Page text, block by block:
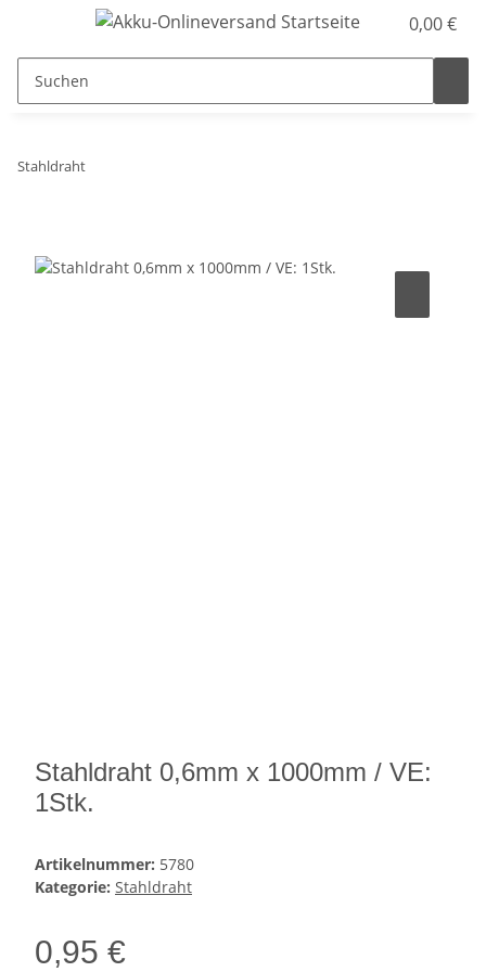
0,00 €
Stahldraht
Stahldraht 0,6mm x 1000mm / VE:
1Stk.
Artikelnummer: 5780
Kategorie: Stahldraht
0,95 €